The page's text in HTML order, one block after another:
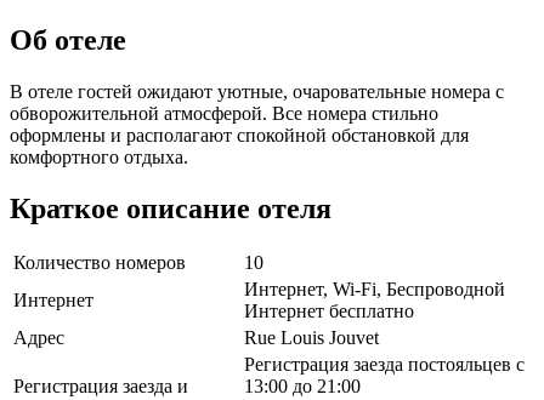
Об отеле
В отеле гостей ожидают уютные, очаровательные номера с
обворожительной атмосферой. Все номера стильно
оформлены и располагают спокойной обстановкой для
комфортного отдыха.
Краткое описание отеля
Количество номеров
10
Интернет
Интернет, Wi-Fi, Беспроводной
Интернет бесплатно
Адрес
Rue Louis Jouvet
Регистрация заезда и
Регистрация заезда постояльцев с
13:00 до 21:00